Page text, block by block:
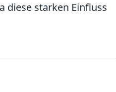
diese starken Einfluss